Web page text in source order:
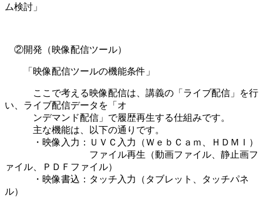
ム検討」
②開発（映像配信ツール）
「映像配信ツールの機能条件」
ここで考える映像配信は、講義の「ライブ配信」を行
い、ライブ配信データを「オ
ンデマンド配信」で履歴再生する仕組みです。
主な機能は、以下の通りです。
・映像入力：ＵＶＣ入力（ＷｅｂＣａｍ、ＨＤＭＩ）
ファイル再生（動画ファイル、静止画フ
ァイル、ＰＤＦファイル）
・映像書込：タッチ入力（タブレット、タッチパネ
ル）